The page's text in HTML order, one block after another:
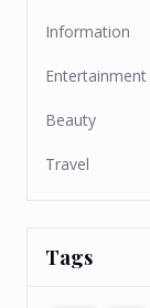
Information
Entertainment
Beauty
Travel
Tags